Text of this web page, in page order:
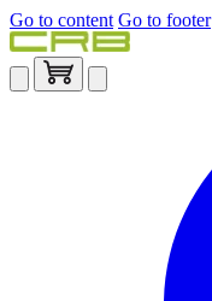
Go to content Go to footer